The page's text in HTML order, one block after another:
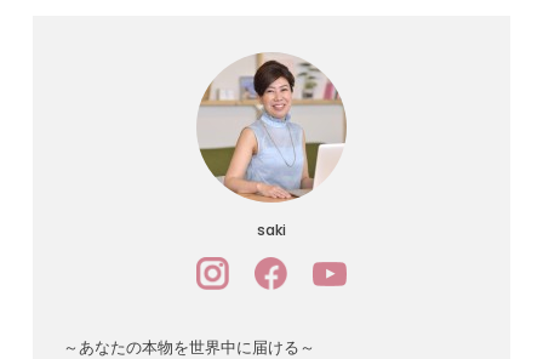
saki
～あなたの本物を世界中に届ける～